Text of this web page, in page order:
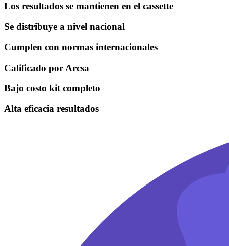
Los resultados se mantienen en el cassette
Se distribuye a nivel nacional
Cumplen con normas internacionales
Calificado por Arcsa
Bajo costo kit completo
Alta eficacia resultados